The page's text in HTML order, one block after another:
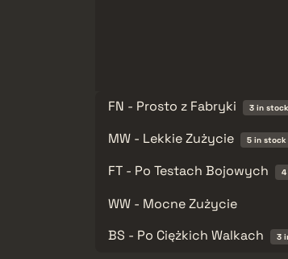
FN - Prosto z Fabryki 3 in stock
MW - Lekkie Zużycie
5 in stock
FT - Po Testach Bojowych
WW - Mocne Zużycie
BS - Po Ciężkich Walkach
3